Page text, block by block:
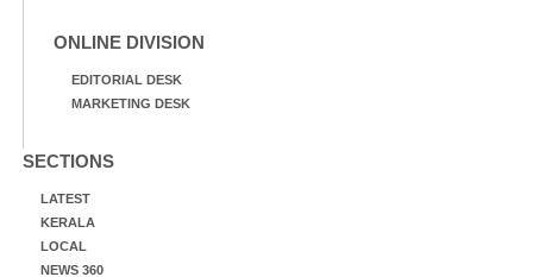
ONLINE DIVISION
EDITORIAL DESK
MARKETING DESK
SECTIONS
LATEST
KERALA
LOCAL
NEWS 360